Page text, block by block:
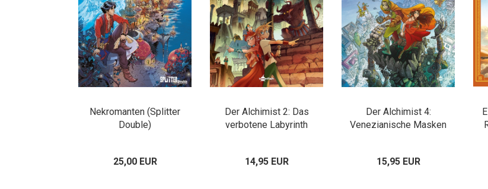
Nekromanten (Splitter
Double)
25,00 EUR
Der Alchimist 2: Das
verbotene Labyrinth
14,95 EUR
Der Alchimist 4:
Venezianische Masken
15,95 EUR